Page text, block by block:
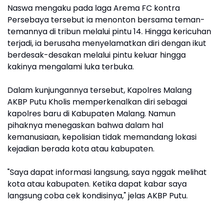
Naswa mengaku pada laga Arema FC kontra
Persebaya tersebut ia menonton bersama teman-
temannya di tribun melalui pintu 14. Hingga kericuhan
terjadi, ia berusaha menyelamatkan diri dengan ikut
berdesak-desakan melalui pintu keluar hingga
kakinya mengalami luka terbuka.
Dalam kunjungannya tersebut, Kapolres Malang
AKBP Putu Kholis memperkenalkan diri sebagai
kapolres baru di Kabupaten Malang. Namun
pihaknya menegaskan bahwa dalam hal
kemanusiaan, kepolisian tidak memandang lokasi
kejadian berada kota atau kabupaten.
"Saya dapat informasi langsung, saya nggak melihat
kota atau kabupaten. Ketika dapat kabar saya
langsung coba cek kondisinya," jelas AKBP Putu.